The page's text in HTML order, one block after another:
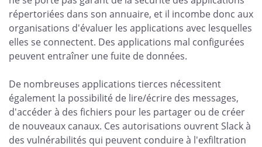
répertoriées dans son annuaire, et il incombe donc aux
organisations d'évaluer les applications avec lesquelles
elles se connectent. Des applications mal configurées
peuvent entraîner une fuite de données.
De nombreuses applications tierces nécessitent
également la possibilité de lire/écrire des messages,
d'accéder à des fichiers pour les partager ou de créer
de nouveaux canaux. Ces autorisations ouvrent Slack à
des vulnérabilités qui peuvent conduire à l'exfiltration